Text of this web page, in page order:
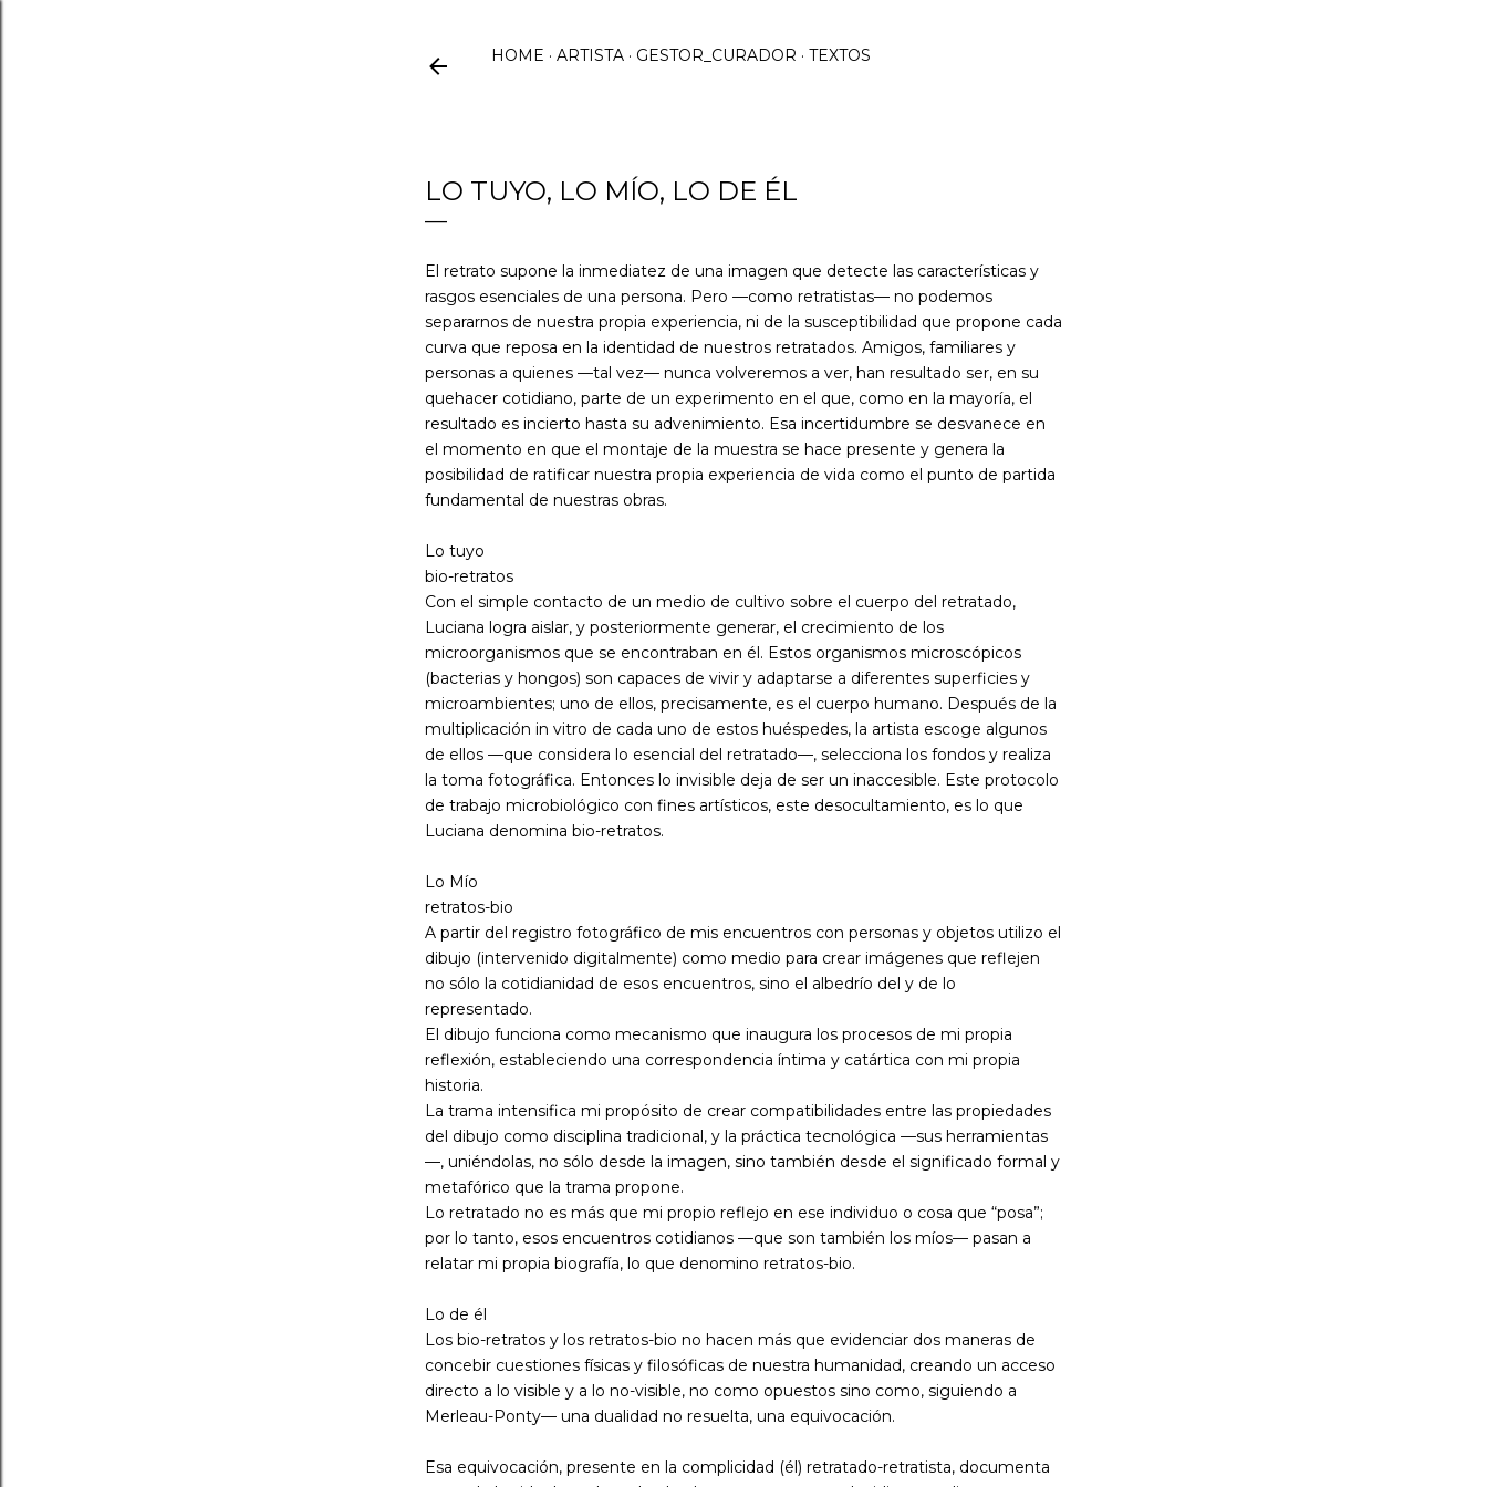
HOME ARTISTA GESTOR_CURADOR TEXTOS
LO TUYO, LO MÍO, LO DE ÉL
El retrato supone la inmediatez de una imagen que detecte las características y
rasgos esenciales de una persona. Pero —como retratistas— no podemos
separarnos de nuestra propia experiencia, ni de la susceptibilidad que propone cada
curva que reposa en la identidad de nuestros retratados. Amigos, familiares y
personas a quienes —tal vez— nunca volveremos a ver, han resultado ser, en su
quehacer cotidiano, parte de un experimento en el que, como en la mayoría, el
resultado es incierto hasta su advenimiento. Esa incertidumbre se desvanece en
el momento en que el montaje de la muestra se hace presente y genera la
posibilidad de ratificar nuestra propia experiencia de vida como el punto de partida
fundamental de nuestras obras.
Lo tuyo
bio-retratos
Con el simple contacto de un medio de cultivo sobre el cuerpo del retratado,
Luciana logra aislar, y posteriormente generar, el crecimiento de los
microorganismos que se encontraban en él. Estos organismos microscópicos
(bacterias y hongos) son capaces de vivir y adaptarse a diferentes superficies y
microambientes; uno de ellos, precisamente, es el cuerpo humano. Después de la
multiplicación in vitro de cada uno de estos huéspedes, la artista escoge algunos
de ellos —que considera lo esencial del retratado—, selecciona los fondos y realiza
la toma fotográfica. Entonces lo invisible deja de ser un inaccesible. Este protocolo
de trabajo microbiológico con fines artísticos, este desocultamiento, es lo que
Luciana denomina bio-retratos.
Lo Mío
retratos-bio
A partir del registro fotográfico de mis encuentros con personas y objetos utilizo el
dibujo (intervenido digitalmente) como medio para crear imágenes que reflejen
no sólo la cotidianidad de esos encuentros, sino el albedrío del y de lo
representado.
El dibujo funciona como mecanismo que inaugura los procesos de mi propia
reflexión, estableciendo una correspondencia íntima y catártica con mi propia
historia.
La trama intensifica mi propósito de crear compatibilidades entre las propiedades
del dibujo como disciplina tradicional, y la práctica tecnológica —sus herramientas
—, uniéndolas, no sólo desde la imagen, sino también desde el significado formal y
metafórico que la trama propone.
Lo retratado no es más que mi propio reflejo en ese individuo o cosa que “posa”;
por lo tanto, esos encuentros cotidianos —que son también los míos— pasan a
relatar mi propia biografía, lo que denomino retratos-bio.
Lo de él
Los bio-retratos y los retratos-bio no hacen más que evidenciar dos maneras de
concebir cuestiones físicas y filosóficas de nuestra humanidad, creando un acceso
directo a lo visible y a lo no-visible, no como opuestos sino como, siguiendo a
Merleau-Ponty— una dualidad no resuelta, una equivocación.
Esa equivocación, presente en la complicidad (él) retratado-retratista, documenta